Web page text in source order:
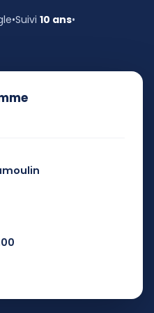
•Suivi 10 ans•